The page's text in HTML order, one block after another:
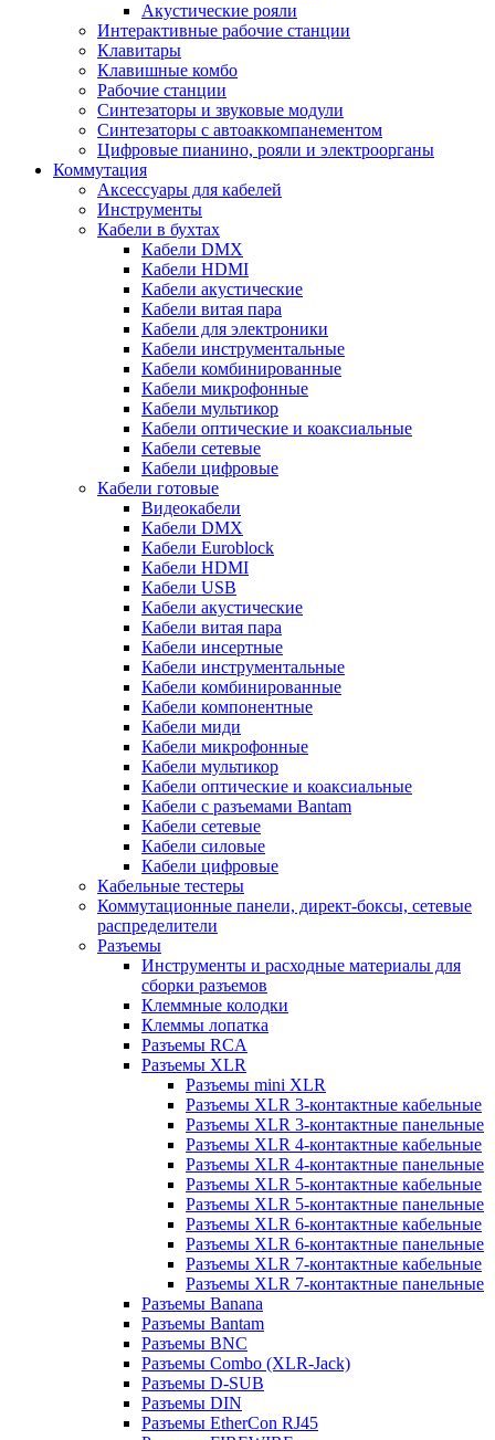
Акустические рояли
Интерактивные рабочие станции
Клавитары
Клавишные комбо
Рабочие станции
Синтезаторы и звуковые модули
Синтезаторы с автоаккомпанементом
Цифровые пианино, рояли и электроорганы
Коммутация
Аксессуары для кабелей
Инструменты
Кабели в бухтах
Кабели DMX
Кабели HDMI
Кабели акустические
Кабели витая пара
Кабели для электроники
Кабели инструментальные
Кабели комбинированные
Кабели микрофонные
Кабели мультикор
Кабели оптические и коаксиальные
Кабели сетевые
Кабели цифровые
Кабели готовые
Видеокабели
Кабели DMX
Кабели Euroblock
Кабели HDMI
Кабели USB
Кабели акустические
Кабели витая пара
Кабели инсертные
Кабели инструментальные
Кабели комбинированные
Кабели компонентные
Кабели миди
Кабели микрофонные
Кабели мультикор
Кабели оптические и коаксиальные
Кабели с разъемами Bantam
Кабели сетевые
Кабели силовые
Кабели цифровые
Кабельные тестеры
Коммутационные панели, директ-боксы, сетевые
распределители
Разъемы
Инструменты и расходные материалы для
сборки разъемов
Клеммные колодки
Клеммы лопатка
Разъемы RCA
Разъемы XLR
Разъемы mini XLR
Разъемы XLR 3-контактные кабельные
Разъемы XLR 3-контактные панельные
Разъемы XLR 4-контактные кабельные
Разъемы XLR 4-контактные панельные
Разъемы XLR 5-контактные кабельные
Разъемы XLR 5-контактные панельные
Разъемы XLR 6-контактные кабельные
Разъемы XLR 6-контактные панельные
Разъемы XLR 7-контактные кабельные
Разъемы XLR 7-контактные панельные
Разъемы Banana
Разъемы Bantam
Разъемы BNC
Разъемы Combo (XLR-Jack)
Разъемы D-SUB
Разъемы DIN
Разъемы EtherCon RJ45